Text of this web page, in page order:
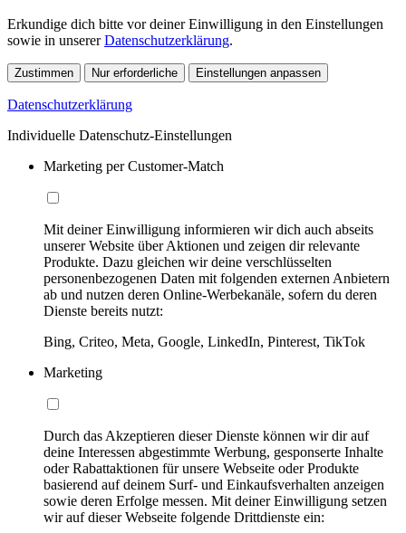
Erkundige dich bitte vor deiner Einwilligung in den Einstellungen
sowie in unsererDatenschutzerklärung.
Zustimmen Nur erforderliche Einstellungen anpassen
Datenschutzerklärung
Individuelle Datenschutz-Einstellungen
Marketing per Customer-Match
Mit deiner Einwilligung informieren wir dich auch abseits
unserer Website über Aktionen und zeigen dir relevante
Produkte. Dazu gleichen wir deine verschlüsselten
personenbezogenen Daten mit folgenden externen Anbietern
ab und nutzen deren Online-Werbekanäle, sofern du deren
Dienste bereits nutzt:
Bing, Criteo, Meta, Google, LinkedIn, Pinterest, TikTok
Marketing
Durch das Akzeptieren dieser Dienste können wir dir auf
deine Interessen abgestimmte Werbung, gesponserte Inhalte
oder Rabattaktionen für unsere Webseite oder Produkte
basierend auf deinem Surf- und Einkaufsverhalten anzeigen
sowie deren Erfolge messen. Mit deiner Einwilligung setzen
wir auf dieser Webseite folgende Drittdienste ein: